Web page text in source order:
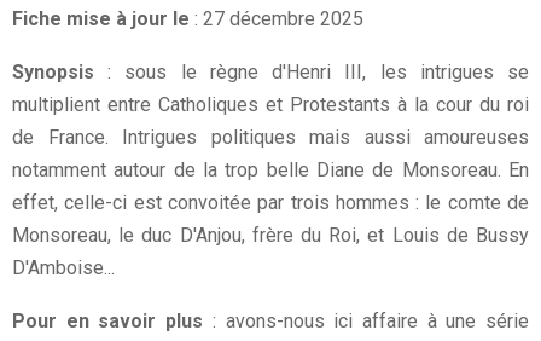
Fiche mise à jour le : 27 décembre 2025
Synopsis : sous le règne d'Henri III, les intrigues se
multiplient entre Catholiques et Protestants à la cour du roi
de France. Intrigues politiques mais aussi amoureuses
notamment autour de la trop belle Diane de Monsoreau. En
effet, celle-ci est convoitée par trois hommes : le comte de
Monsoreau, le duc D'Anjou, frère du Roi, et Louis de Bussy
D'Amboise...
Pour en savoir plus : avons-nous ici affaire à une série